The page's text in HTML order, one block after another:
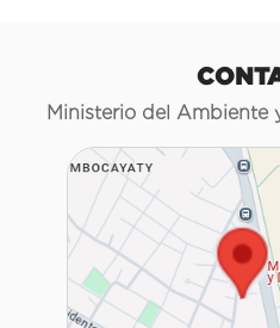
Ministerio del Ambiente